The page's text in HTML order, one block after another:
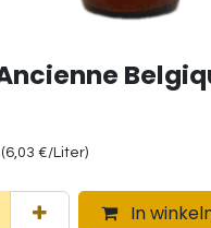
6,03 €/Liter)
In